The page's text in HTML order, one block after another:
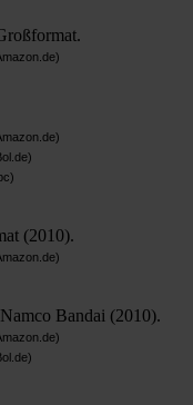
(2010).
Bandai (2010).